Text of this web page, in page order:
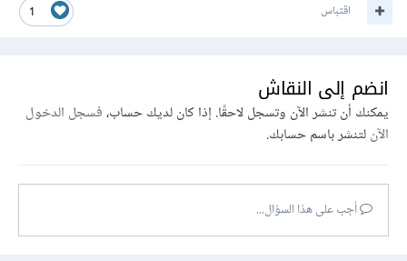
1 اقتباس
انضم إلى النقاش
يمكنك أن تنشر الآن وتسجل لاحقًا. إذا كان لديك حساب،فسجل الدخول
الآنلتنشر باسم حسابك.
أجب على هذا السؤال...